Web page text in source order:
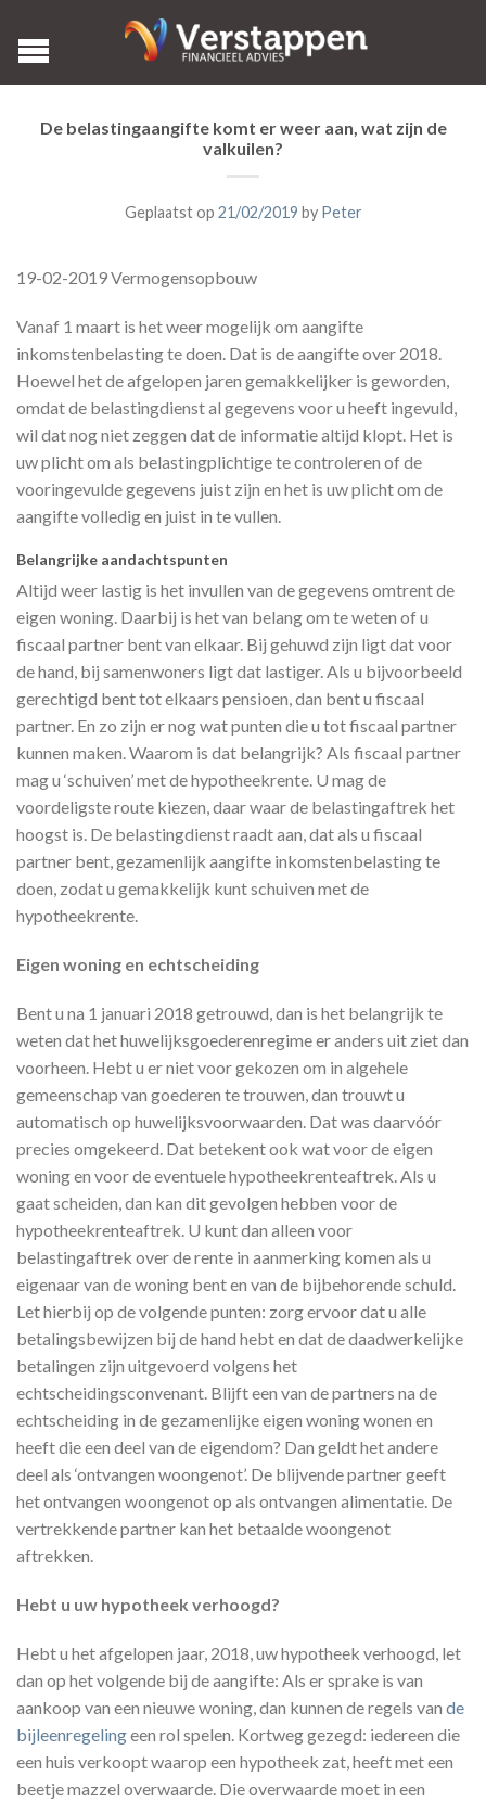
De belastingaangifte komt er weer aan, wat zijn de
valkuilen?
Geplaatst op 21/02/2019 by Peter
19-02-2019 Vermogensopbouw
Vanaf 1 maart is het weer mogelijk om aangifte
inkomstenbelasting te doen. Dat is de aangifte over 2018.
Hoewel het de afgelopen jaren gemakkelijker is geworden,
omdat de belastingdienst al gegevens voor u heeft ingevuld,
wil dat nog niet zeggen dat de informatie altijd klopt. Het is
uw plicht om als belastingplichtige te controleren of de
vooringevulde gegevens juist zijn en het is uw plicht om de
aangifte volledig en juist in te vullen.
Belangrijke aandachtspunten
Altijd weer lastig is het invullen van de gegevens omtrent de
eigen woning. Daarbij is het van belang om te weten of u
fiscaal partner bent van elkaar. Bij gehuwd zijn ligt dat voor
de hand, bij samenwoners ligt dat lastiger. Als u bijvoorbeeld
gerechtigd bent tot elkaars pensioen, dan bent u fiscaal
partner. En zo zijn er nog wat punten die u tot fiscaal partner
kunnen maken. Waarom is dat belangrijk? Als fiscaal partner
mag u ‘schuiven’ met de hypotheekrente. U mag de
voordeligste route kiezen, daar waar de belastingaftrek het
hoogst is. De belastingdienst raadt aan, dat als u fiscaal
partner bent, gezamenlijk aangifte inkomstenbelasting te
doen, zodat u gemakkelijk kunt schuiven met de
hypotheekrente.
Eigen woning en echtscheiding
Bent u na 1 januari 2018 getrouwd, dan is het belangrijk te
weten dat het huwelijksgoederenregime er anders uit ziet dan
voorheen. Hebt u er niet voor gekozen om in algehele
gemeenschap van goederen te trouwen, dan trouwt u
automatisch op huwelijksvoorwaarden. Dat was daarvóór
precies omgekeerd. Dat betekent ook wat voor de eigen
woning en voor de eventuele hypotheekrenteaftrek. Als u
gaat scheiden, dan kan dit gevolgen hebben voor de
hypotheekrenteaftrek. U kunt dan alleen voor
belastingaftrek over de rente in aanmerking komen als u
eigenaar van de woning bent en van de bijbehorende schuld.
Let hierbij op de volgende punten: zorg ervoor dat u alle
betalingsbewijzen bij de hand hebt en dat de daadwerkelijke
betalingen zijn uitgevoerd volgens het
echtscheidingsconvenant. Blijft een van de partners na de
echtscheiding in de gezamenlijke eigen woning wonen en
heeft die een deel van de eigendom? Dan geldt het andere
deel als ‘ontvangen woongenot’. De blijvende partner geeft
het ontvangen woongenot op als ontvangen alimentatie. De
vertrekkende partner kan het betaalde woongenot
aftrekken.
Hebt u uw hypotheek verhoogd?
Hebt u het afgelopen jaar, 2018, uw hypotheek verhoogd, let
dan op het volgende bij de aangifte: Als er sprake is van
aankoop van een nieuwe woning, dan kunnen de regels van de
bijleenregelingeen rol spelen. Kortweg gezegd: iedereen die
een huis verkoopt waarop een hypotheek zat, heeft met een
beetje mazzel overwaarde. Die overwaarde moet in een